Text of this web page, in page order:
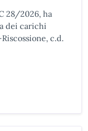
28/2026, ha
dei carichi
c.d.